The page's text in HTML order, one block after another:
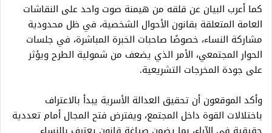
كما أعرب البيان عن قلقه من هيمنة صوت واحد على النقاشات
العامة المتعلقة بقانون الأحوال الشخصية، في ظل محدودية
مشاركة النساء، خصوصًا صاحبات الخبرة المباشرة، في جلسات
الحوار المجتمعي، الأمر الذي يضعف من شمولية الطرح ويؤثر
على جودة المخرجات التشريعية.
وأكد الموقعون أن تحقيق العدالة الأسرية يبدأ بالاعتراف
باختلالات القوة داخل المجتمع، ويفترض فتح المجال أمام تعددية